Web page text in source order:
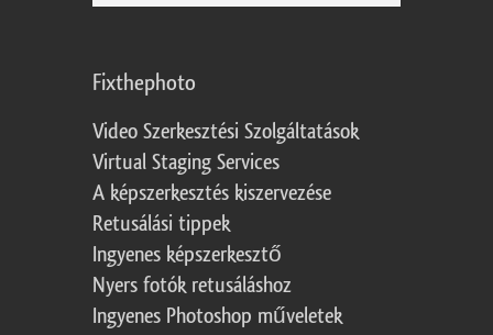
Fixthephoto
Video Szerkesztési Szolgáltatások
Virtual Staging Services
A képszerkesztés kiszervezése
Retusálási tippek
Ingyenes képszerkesztő
Nyers fotók retusáláshoz
Ingyenes Photoshop műveletek